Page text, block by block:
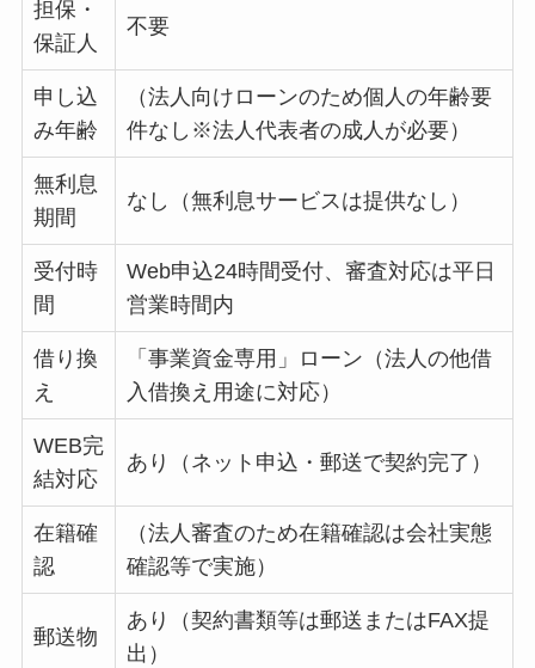
担保・
保証人
不要
申し込
み年齢
（法人向けローンのため個人の年齢要
件なし※法人代表者の成人が必要）
無利息
期間
なし（無利息サービスは提供なし）
受付時
間
Web申込24時間受付、審査対応は平日
営業時間内
借り換
え
「事業資金専用」ローン（法人の他借
入借換え用途に対応）
WEB完
結対応
あり（ネット申込・郵送で契約完了）
在籍確
認
（法人審査のため在籍確認は会社実態
確認等で実施）
郵送物
あり（契約書類等は郵送またはFAX提
出）